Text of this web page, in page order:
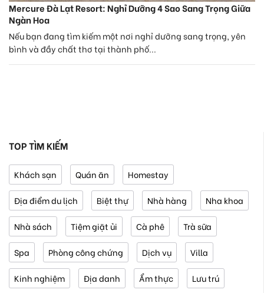
Mercure Đà Lạt Resort: Nghỉ Dưỡng 4 Sao Sang Trọng Giữa
Ngàn Hoa
Nếu bạn đang tìm kiếm một nơi nghỉ dưỡng sang trọng, yên
bình và đầy chất thơ tại thành phố...
TOP TÌM KIẾM
Khách sạn Quán ăn Homestay
Địa điểm du lịch Biệt thự Nhà hàng Nha khoa
Nhà sách Tiệm giặt ủi Cà phê Trà sữa
Spa Phòng công chứng Dịch vụ Villa
Kinh nghiệm Địa danh Ẩm thực Lưu trú